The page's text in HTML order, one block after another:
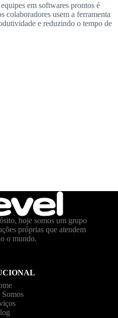
em softwares prontos é
colaboradores usem a ferramenta
e reduzindo o tempo de
hoje somos um grupo
próprias que atendem
o mundo.